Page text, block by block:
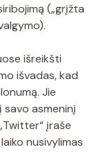
(„grįžta
išreikšti
išvadas, kad
Jie
savo asmeninį
įraše
nusivylimas